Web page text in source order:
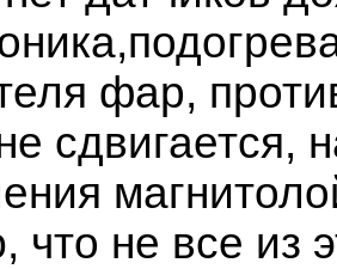
фар,
сдвигается,
что не все из